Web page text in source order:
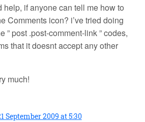
help, if anyone can tell me how to
Comments icon? i’ve tried doing
” post .post-comment-link ” codes,
that it doesnt accept any other
much!
September 2009 at 5:30